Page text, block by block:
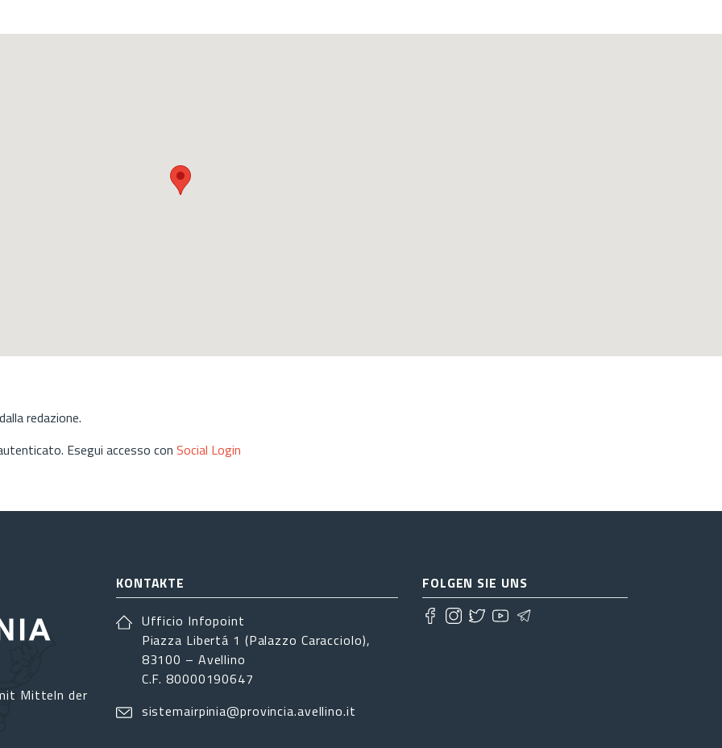
redazione.
Esegui accesso con Social Login
Mitteln der
KONTAKTE
Ufficio Infopoint
Piazza Libertá 1 (Palazzo Caracciolo),
83100 – Avellino
C.F. 80000190647
sistemairpinia@provincia.avellino.it
FOLGEN SIE UNS